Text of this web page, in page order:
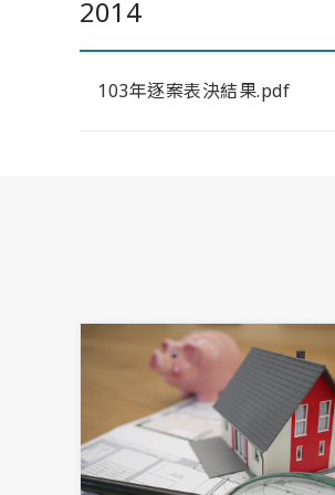
2014
103年逐案表決結果.pdf